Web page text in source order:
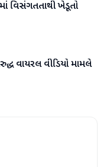
વિસંગતતાથી ખેડૂતો
વાયરલ વીડિયો મામલે